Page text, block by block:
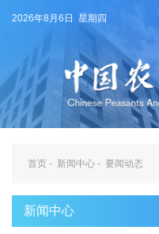
2026年8月6日 星期四
首页 - 新闻中心 - 要闻动态
新闻中心